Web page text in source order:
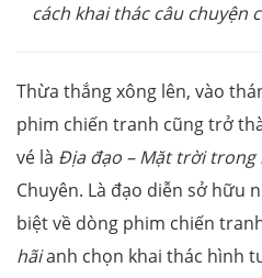
cách khai thác câu chuyện
Thừa thắng xông lên, vào
phim chiến tranh cũng trở
vé là Địa đạo – Mặt trời trong
Chuyên. Là đạo diễn sở hữu
biệt về dòng phim chiến
hãianh chọn khai thác hình